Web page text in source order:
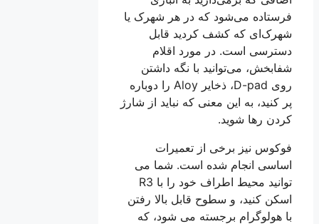
فرستاده می‌شود که در هر شهرک یا
شهرک‌ای که کشف کردید قابل
دسترسی است. در مورد اقلام
شفابخش، می‌توانید با نگه داشتن
روی D-pad، ذخایر Aloy را دوباره
پر کنید، به این معنی که نباید از شارژ
کردن رها شوید.
فوکوس نیز برخی از تعمیرات
اساسی انجام شده است. شما می
توانید محیط اطراف خود را با R3
اسکن کنید، و سطوح قابل بالا رفتن
با هولوگرام برجسته می شود، که